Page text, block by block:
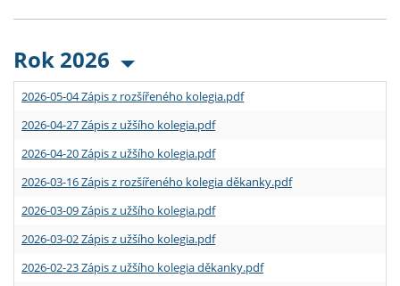
Rok 2026
2026-05-04 Zápis z rozšířeného kolegia.pdf
2026-04-27 Zápis z užšího kolegia.pdf
2026-04-20 Zápis z užšího kolegia.pdf
2026-03-16 Zápis z rozšířeného kolegia děkanky.pdf
2026-03-09 Zápis z užšího kolegia.pdf
2026-03-02 Zápis z užšího kolegia.pdf
2026-02-23 Zápis z užšího kolegia děkanky.pdf